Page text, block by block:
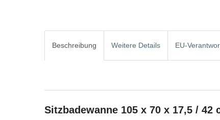
Beschreibung Weitere Details EU-
Sitzbadewanne 105 x 70 x 17,5 / 42